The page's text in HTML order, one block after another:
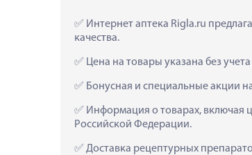
Интернет аптека Rigla.ru
качества.
Цена на товары указана без
Бонусная и специальные акции
Информация о товарах, включая
Российской Федерации.
Доставка рецептурных